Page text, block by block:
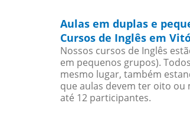
Aulas em duplas e
Cursos de Inglês em
Nossos cursos de Inglês
em pequenos grupos).
mesmo lugar, também
que aulas devem ter oito
até 12 participantes.